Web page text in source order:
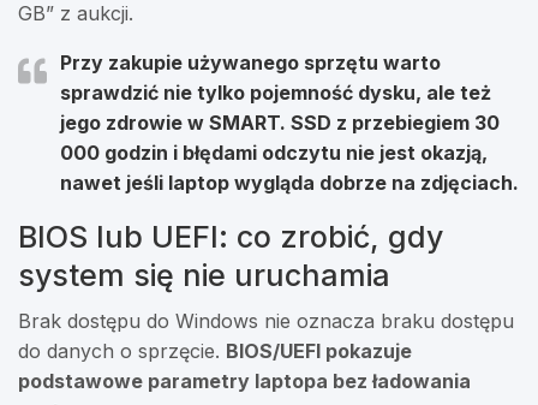
GB” z aukcji.
Przy zakupie używanego sprzętu warto
sprawdzić nie tylko pojemność dysku, ale też
jego zdrowie w SMART. SSD z przebiegiem 30
000 godzin i błędami odczytu nie jest okazją,
nawet jeśli laptop wygląda dobrze na zdjęciach.
BIOS lub UEFI: co zrobić, gdy
system się nie uruchamia
Brak dostępu do Windows nie oznacza braku dostępu
do danych o sprzęcie. BIOS/UEFI pokazuje
podstawowe parametry laptopa bez ładowania